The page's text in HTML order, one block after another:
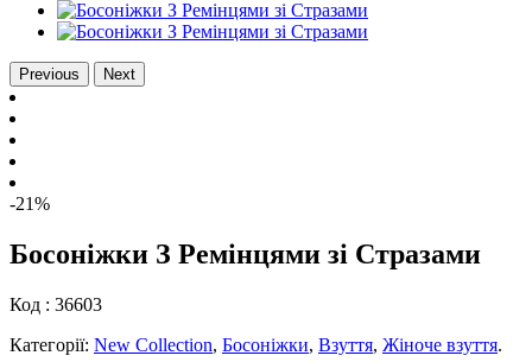
Previous Next
-21%
Босоніжки З Ремінцями зі Стразами
Код : 36603
Категорії: New Collection, Босоніжки, Взуття, Жіноче взуття.